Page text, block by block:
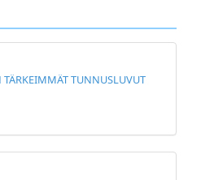
TÄRKEIMMÄT TUNNUSLUVUT